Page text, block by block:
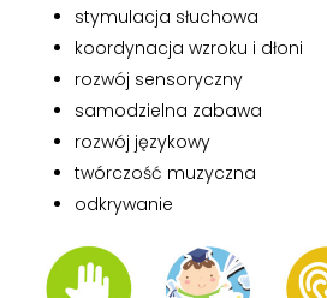
stymulacja słuchowa
koordynacja wzroku i dłoni
rozwój sensoryczny
samodzielna zabawa
rozwój językowy
twórczość muzyczna
odkrywanie